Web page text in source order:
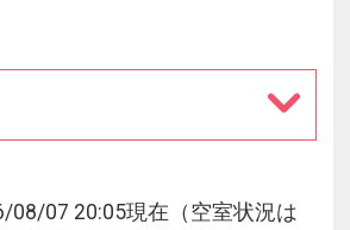
08/07 20:05現在（空室状況は